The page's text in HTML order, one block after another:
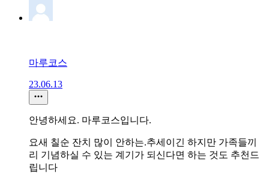
마루코스
23.06.13
안녕하세요. 마루코스입니다.
요새 칠순 잔치 많이 안하는.추세이긴 하지만 가족들끼
리 기념하실 수 있는 계기가 되신다면 하는 것도 추천드
립니다